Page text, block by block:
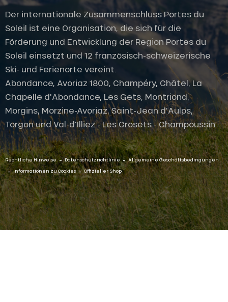
Der internationale Zusammenschluss Portes du
Soleil ist eine Organisation, die sich für die
Förderung und Entwicklung der Region Portes du
Soleil einsetzt und 12 französisch-schweizerische
Ski- und Ferienorte vereint.
Abondance, Avoriaz 1800, Champéry, Châtel, La
Chapelle d'Abondance, Les Gets, Montriond,
Morgins, Morzine-Avoriaz, Saint-Jean d'Aulps,
Torgon und Val-d'Illiez - Les Crosets - Champoussin.
Rechtliche Hinweise - Datenschutzrichtlinie - Allgemeine Geschäftsbedingungen
- Informationen zu Cookies - Offizieller Shop